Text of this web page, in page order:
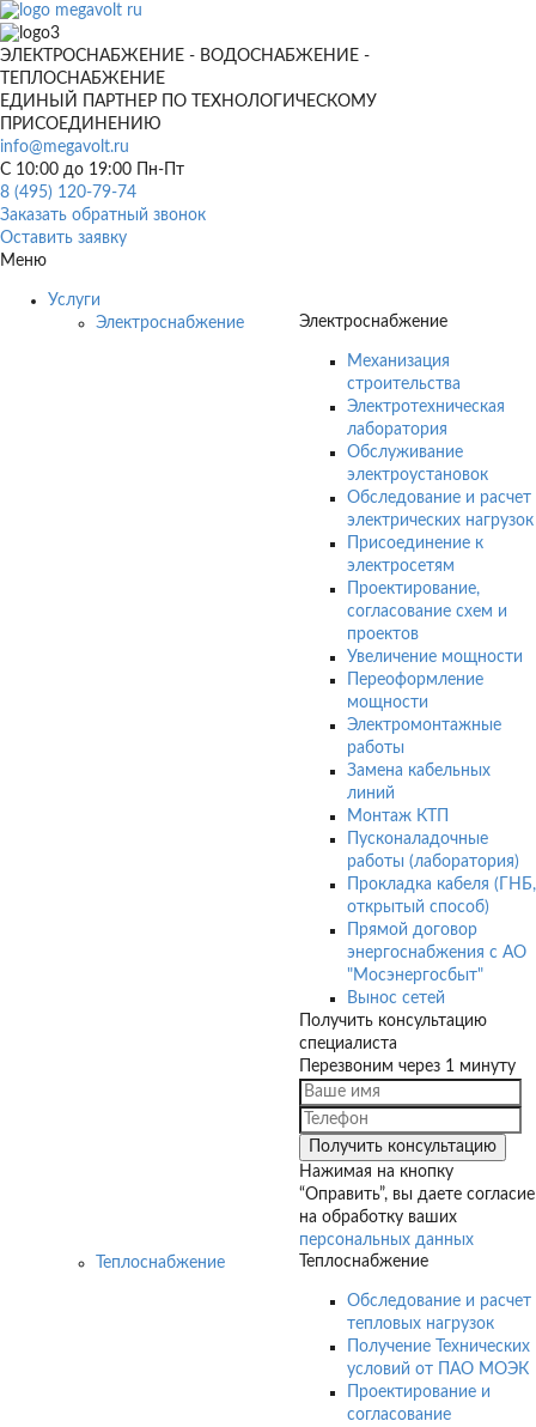
ЭЛЕКТРОСНАБЖЕНИЕ - ВОДОСНАБЖЕНИЕ -
ТЕПЛОСНАБЖЕНИЕ
ЕДИНЫЙ ПАРТНЕР ПО ТЕХНОЛОГИЧЕСКОМУ
ПРИСОЕДИНЕНИЮ
info@megavolt.ru
C 10:00 до 19:00 Пн-Пт
8 (495) 120-79-74
Заказать обратный звонок
Оставить заявку
Меню
Услуги
Электроснабжение
Электроснабжение
Механизация
строительства
Электротехническая
лаборатория
Обслуживание
электроустановок
Обследование и расчет
электрических нагрузок
Присоединение к
электросетям
Проектирование,
согласование схем и
проектов
Увеличение мощности
Переоформление
мощности
Электромонтажные
работы
Замена кабельных
линий
Монтаж КТП
Пусконаладочные
работы (лаборатория)
Прокладка кабеля (ГНБ,
открытый способ)
Прямой договор
энергоснабжения с АО
"Мосэнергосбыт"
Вынос сетей
Получить консультацию
специалиста
Перезвоним через 1 минуту
Нажимая на кнопку
“Оправить”, вы даете согласие
на обработку ваших
персональных данных
Теплоснабжение
Теплоснабжение
Обследование и расчет
тепловых нагрузок
Получение Технических
условий от ПАО МОЭК
Проектирование и
согласование